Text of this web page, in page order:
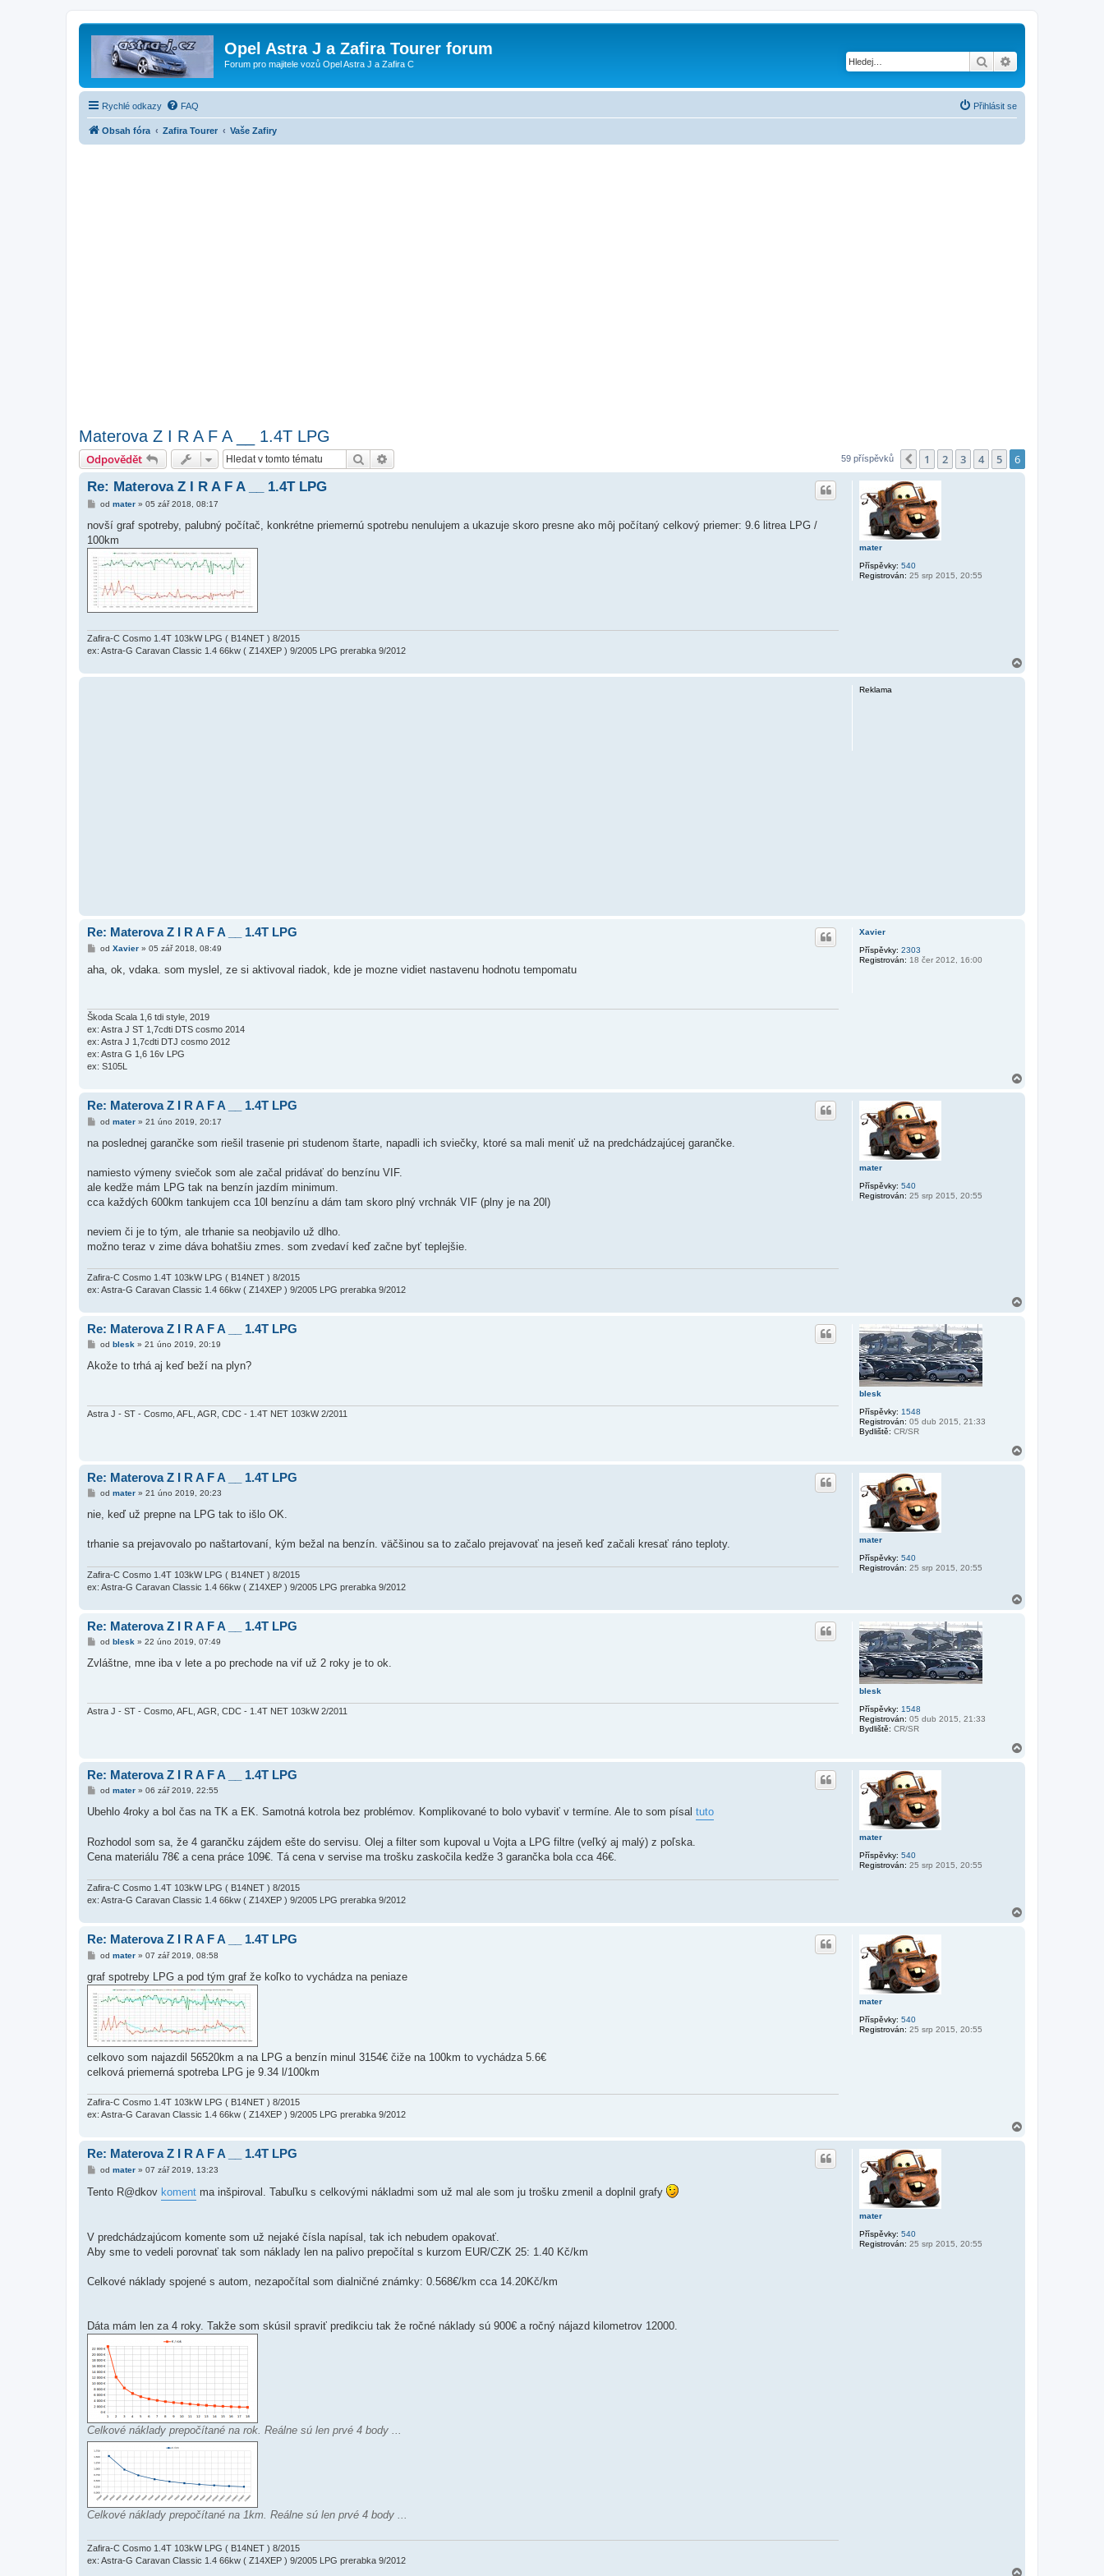
Opel Astra J a Zafira Tourer forum
Forum pro majitele vozů Opel Astra J a Zafira C Hledat
Rychlé odkazy FAQ Přihlásit se
Obsah fóra Zafira Tourer Vaše Zafiry
Materova Z I R A F A __ 1.4T LPG
Odpovědět Hledat 59 příspěvků Předchozí
1 2 3 4 5 6
mater
Příspěvky: 540
Registrován: 25 srp 2015, 20:55
Re: Materova Z I R A F A __ 1.4T LPG
P
í
p
v
e
k
od mater» 05 zář 2018, 08:17
novší graf spotreby, palubný počítač, konkrétne priemernú spotrebu nenulujem a ukazuje skoro presne ako môj počítaný celkový priemer: 9.6 litrea LPG /
100km
Zafira-C Cosmo 1.4T 103kW LPG ( B14NET ) 8/2015
ex: Astra-G Caravan Classic 1.4 66kw ( Z14XEP ) 9/2005 LPG prerabka 9/2012
Reklama
Xavier
Příspěvky: 2303
Registrován: 18 čer 2012, 16:00
Re: Materova Z I R A F A __ 1.4T LPG
P
í
e
k
od Xavier» 05 zář 2018, 08:49
aha, ok, vdaka. som myslel, ze si aktivoval riadok, kde je mozne vidiet nastavenu hodnotu tempomatu
Škoda Scala 1,6 tdi style, 2019
ex: Astra J ST 1,7cdti DTS cosmo 2014
ex: Astra J 1,7cdti DTJ cosmo 2012
ex: Astra G 1,6 16v LPG
ex: S105L
mater
Příspěvky: 540
Registrován: 25 srp 2015, 20:55
Re: Materova Z I R A F A __ 1.4T LPG
P
í
ě
e
k
od mater» 21 úno 2019, 20:17
na poslednej garančke som riešil trasenie pri studenom štarte, napadli ich sviečky, ktoré sa mali meniť už na predchádzajúcej garančke.
namiesto výmeny sviečok som ale začal pridávať do benzínu VIF.
ale kedže mám LPG tak na benzín jazdím minimum.
cca každých 600km tankujem cca 10l benzínu a dám tam skoro plný vrchnák VIF (plny je na 20l)
neviem či je to tým, ale trhanie sa neobjavilo už dlho.
možno teraz v zime dáva bohatšiu zmes. som zvedaví keď začne byť teplejšie.
Zafira-C Cosmo 1.4T 103kW LPG ( B14NET ) 8/2015
ex: Astra-G Caravan Classic 1.4 66kw ( Z14XEP ) 9/2005 LPG prerabka 9/2012
blesk
Příspěvky: 1548
Registrován: 05 dub 2015, 21:33
Bydliště: CR/SR
Re: Materova Z I R A F A __ 1.4T LPG
P
í
e
od blesk » 21 úno 2019, 20:19
Akože to trhá aj keď beží na plyn?
Astra J - ST - Cosmo, AFL, AGR, CDC - 1.4T NET 103kW 2/2011
mater
Příspěvky: 540
Registrován: 25 srp 2015, 20:55
Re: Materova Z I R A F A __ 1.4T LPG
P
í
ě
k
od mater» 21 úno 2019, 20:23
nie, keď už prepne na LPG tak to išlo OK.
trhanie sa prejavovalo po naštartovaní, kým bežal na benzín. väčšinou sa to začalo prejavovať na jeseň keď začali kresať ráno teploty.
Zafira-C Cosmo 1.4T 103kW LPG ( B14NET ) 8/2015
ex: Astra-G Caravan Classic 1.4 66kw ( Z14XEP ) 9/2005 LPG prerabka 9/2012
blesk
Příspěvky: 1548
Registrován: 05 dub 2015, 21:33
Bydliště: CR/SR
Re: Materova Z I R A F A __ 1.4T LPG
P
í
e
od blesk» 22 úno 2019, 07:49
Zvláštne, mne iba v lete a po prechode na vif už 2 roky je to ok.
Astra J - ST - Cosmo, AFL, AGR, CDC - 1.4T NET 103kW 2/2011
mater
Příspěvky: 540
Registrován: 25 srp 2015, 20:55
Re: Materova Z I R A F A __ 1.4T LPG
P
í
ě
v
e
od mater» 06 zář 2019, 22:55
Ubehlo 4roky a bol čas na TK a EK. Samotná kotrola bez problémov. Komplikované to bolo vybaviť v termíne. Ale to som písal tuto
Rozhodol som sa, že 4 garančku zájdem ešte do servisu. Olej a filter som kupoval u Vojta a LPG filtre (veľký aj malý) z poľska.
Cena materiálu 78€ a cena práce 109€. Tá cena v servise ma trošku zaskočila kedže 3 garančka bola cca 46€.
Zafira-C Cosmo 1.4T 103kW LPG ( B14NET ) 8/2015
ex: Astra-G Caravan Classic 1.4 66kw ( Z14XEP ) 9/2005 LPG prerabka 9/2012
mater
Příspěvky: 540
Registrován: 25 srp 2015, 20:55
Re: Materova Z I R A F A __ 1.4T LPG
P
í
s
p
ě
v
e
k
od mater» 07 zář 2019, 08:58
graf spotreby LPG a pod tým graf že koľko to vychádza na peniaze
celkovo som najazdil 56520km a na LPG a benzín minul 3154€ čiže na 100km to vychádza 5.6€
celková priemerná spotreba LPG je 9.34 l/100km
Zafira-C Cosmo 1.4T 103kW LPG ( B14NET ) 8/2015
ex: Astra-G Caravan Classic 1.4 66kw ( Z14XEP ) 9/2005 LPG prerabka 9/2012
mater
Příspěvky: 540
Registrován: 25 srp 2015, 20:55
Re: Materova Z I R A F A __ 1.4T LPG
P
í
s
e
od mater» 07 zář 2019, 13:23
Tento R@dkov koment ma inšpiroval. Tabuľku s celkovými nákladmi som už mal ale som ju trošku zmenil a doplnil grafy
V predchádzajúcom komente som už nejaké čísla napísal, tak ich nebudem opakovať.
Aby sme to vedeli porovnať tak som náklady len na palivo prepočítal s kurzom EUR/CZK 25: 1.40 Kč/km
Celkové náklady spojené s autom, nezapočítal som dialničné známky: 0.568€/km cca 14.20Kč/km
Dáta mám len za 4 roky. Takže som skúsil spraviť predikciu tak že ročné náklady sú 900€ a ročný nájazd kilometrov 12000.
Celkové náklady prepočítané na rok. Reálne sú len prvé 4 body ...
Celkové náklady prepočítané na 1km. Reálne sú len prvé 4 body ...
Zafira-C Cosmo 1.4T 103kW LPG ( B14NET ) 8/2015
ex: Astra-G Caravan Classic 1.4 66kw ( Z14XEP ) 9/2005 LPG prerabka 9/2012